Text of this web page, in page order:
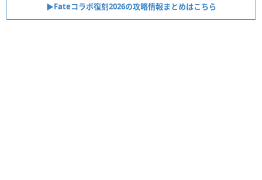
▶︎Fateコラボ復刻2026の攻略情報まとめはこちら